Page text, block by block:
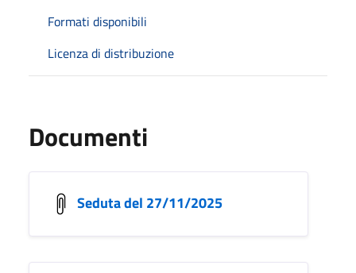
Formati disponibili
Licenza di distribuzione
Documenti
Seduta del 27/11/2025